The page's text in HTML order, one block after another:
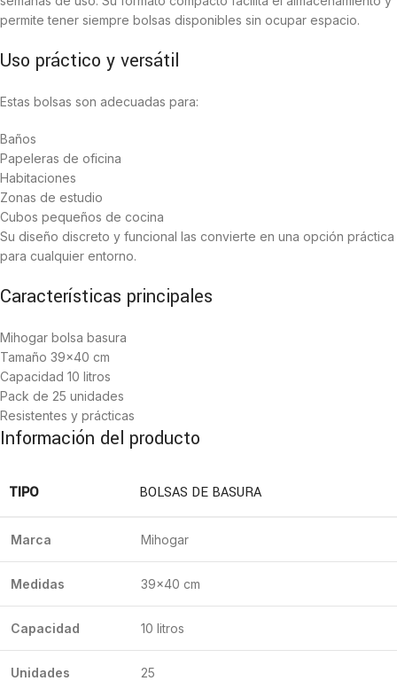
permite tener siempre bolsas disponibles sin ocupar espacio.
Uso práctico y versátil
Estas bolsas son adecuadas para:
Baños
Papeleras de oficina
Habitaciones
Zonas de estudio
Cubos pequeños de cocina
Su diseño discreto y funcional las convierte en una opción práctica
para cualquier entorno.
Características principales
Mihogar bolsa basura
Tamaño 39×40 cm
Capacidad 10 litros
Pack de 25 unidades
Resistentes y prácticas
Información del producto
TIPO BOLSAS DE BASURA
Marca Mihogar
Medidas 39×40 cm
Capacidad 10 litros
Unidades 25